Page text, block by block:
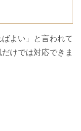
よい」と言われて
けでは対応できま